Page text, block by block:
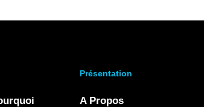
Présentation
A Propos